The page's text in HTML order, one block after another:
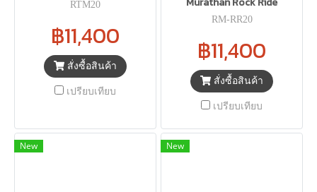
RTM20
฿11,400
สั่งซื้อสินค้า
เปรียบเทียบ
RM-RR20
฿11,400
สั่งซื้อสินค้า
เปรียบเทียบ
New New